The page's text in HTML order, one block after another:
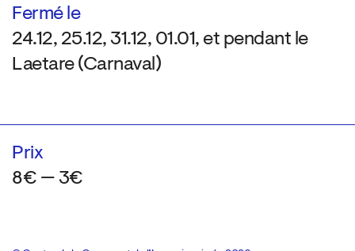
Fermé le
24.12, 25.12, 31.12, 01.01, et pendant le
Laetare (Carnaval)
Prix
8€ — 3€